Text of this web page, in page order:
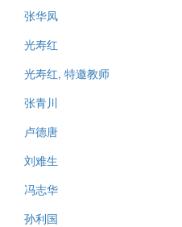
张华凤
光寿红
光寿红, 特邀教师
张青川
卢德唐
刘难生
冯志华
孙利国